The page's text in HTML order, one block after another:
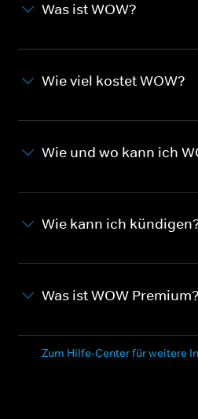
Was ist WOW?
Wie viel kostet WOW?
Wie und wo kann ich
Wie kann ich
Was ist WOW Premium?
Zum Hilfe-Center für weitere